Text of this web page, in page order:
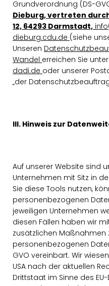
Grundverordnung (DS-
Dieburg, vertreten
12, 64293 Darmstadt,
dieburg.cdu.de (siehe
Unseren
Wandel erreichen Sie unter
dadi.de oder unserer
der
III. Hinweis zur
Auf unserer Website sind
Unternehmen mit Sitz in
Sie diese Tools nutzen,
personenbezogenen
jeweiligen Unternehmen
diesen Fällen haben wir
zusätzlichen Maßnahmen
personenbezogenen
GVO vereinbart. Wir
USA nach der aktuellen
Drittstaat im Sinne des